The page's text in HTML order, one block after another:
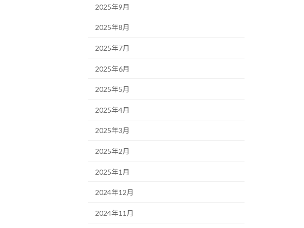
2025年9月
2025年8月
2025年7月
2025年6月
2025年5月
2025年4月
2025年3月
2025年2月
2025年1月
2024年12月
2024年11月